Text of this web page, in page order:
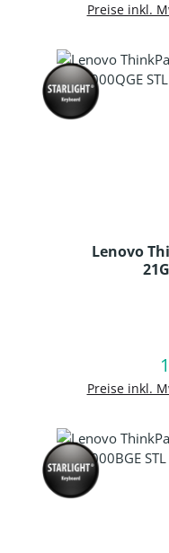
Preise inkl.
Lenovo
Preise inkl.
In